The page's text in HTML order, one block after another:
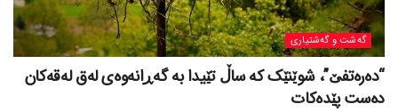
گه‌شت و گه‌شتیاری
“دەرەتفێ”، شوێنێک کە ساڵ تێیدا بە گەڕانەوەی لەق لەقەکان
دەست پێدەکات